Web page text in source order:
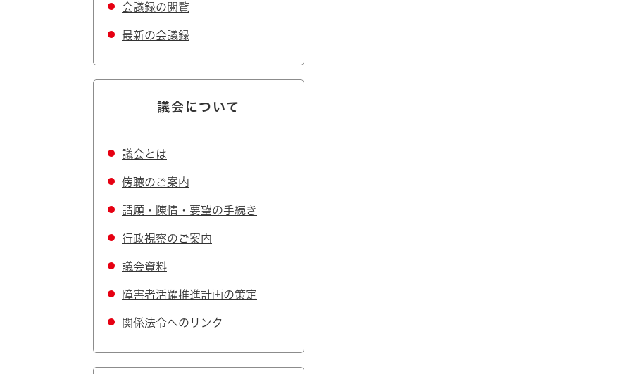
会議録の閲覧
最新の会議録
議会について
議会とは
傍聴のご案内
請願・陳情・要望の手続き
行政視察のご案内
議会資料
障害者活躍推進計画の策定
関係法令へのリンク